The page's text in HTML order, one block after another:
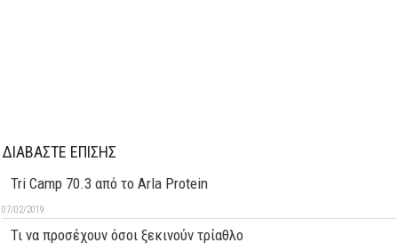
ΔΙΑΒΑΣΤΕ ΕΠΙΣΗΣ
Tri Camp 70.3 από το Arla Protein
07/02/2019
Τι να προσέχουν όσοι ξεκινούν τρίαθλο